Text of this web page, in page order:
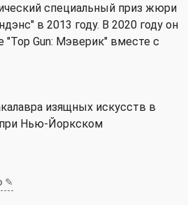
специальный приз жюри
в 2013 году. В 2020 году он
"Top Gun: Мэверик" вместе с
изящных искусств в
Нью-Йоркском
✎